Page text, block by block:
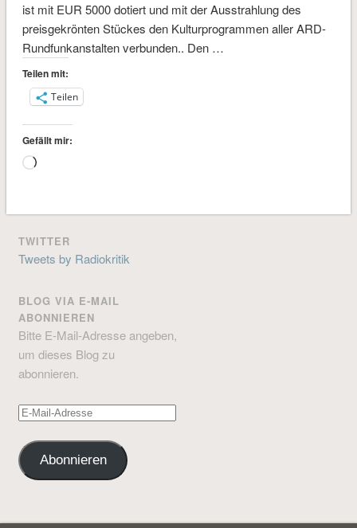
ist mit EUR 5000 dotiert und mit der Ausstrahlung des
preisgekrönten Stückes den Kulturprogrammen aller ARD-
Rundfunkanstalten verbunden.. Den …
Teilen mit:
Teilen
Gefällt mir:
Wird
TWITTER
Tweets by Radiokritik
BLOG VIA E-MAIL
ABONNIEREN
Bitte E-Mail-Adresse angeben,
um dieses Blog zu
abonnieren.
E-
Adresse
Abonnieren